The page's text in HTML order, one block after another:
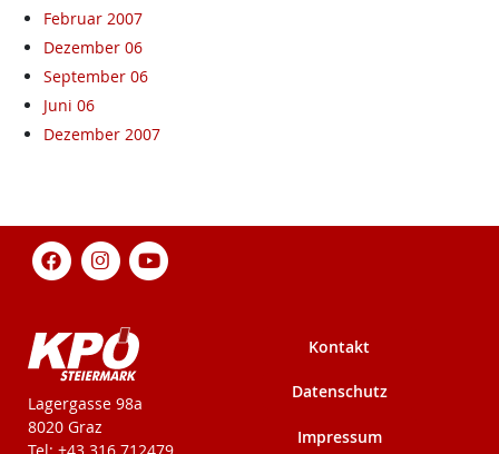
Februar 2007
Dezember 06
September 06
Juni 06
Dezember 2007
KPÖ-Steiermark
Lagergasse 98a
8020 Graz
Kontakt
Datenschutz
Impressum